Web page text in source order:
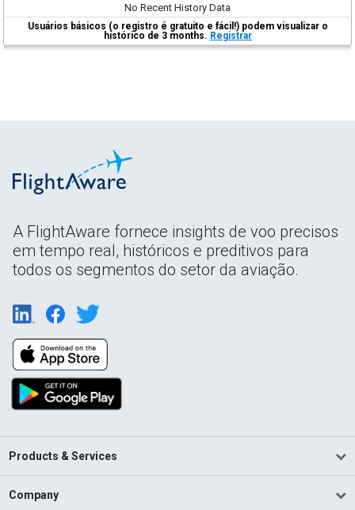
No Recent History Data
Usuários básicos (o registro é gratuito e fácil!) podem visualizar o
histórico de 3 months. Registrar
A FlightAware fornece insights de voo precisos
em tempo real, históricos e preditivos para
todos os segmentos do setor da aviação.
Products & Services
Company